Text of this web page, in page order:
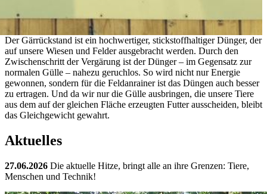
Der Gärrückstand ist ein hochwertiger, stickstoffhaltiger Dünger, der
auf unsere Wiesen und Felder ausgebracht werden. Durch den
Zwischenschritt der Vergärung ist der Dünger – im Gegensatz zur
normalen Gülle – nahezu geruchlos. So wird nicht nur Energie
gewonnen, sondern für die Feldanrainer ist das Düngen auch besser
zu ertragen. Und da wir nur die Gülle ausbringen, die unsere Tiere
aus dem auf der gleichen Fläche erzeugten Futter ausscheiden, bleibt
das Gleichgewicht gewahrt.
Aktuelles
27.06.2026 Die aktuelle Hitze, bringt alle an ihre Grenzen: Tiere,
Menschen und Technik!